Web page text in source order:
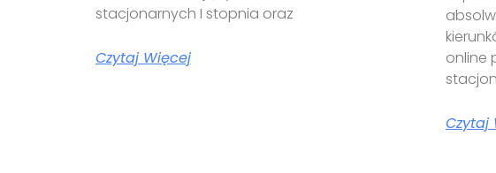
stacjonarnych I stopnia oraz
Czytaj Więcej
online
Czytaj